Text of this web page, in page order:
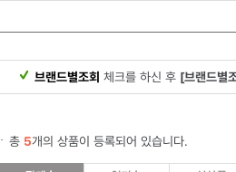
브랜드별조회 체크를 하신 후 [브랜드별
총 5개의 상품이 등록되어 있습니다.